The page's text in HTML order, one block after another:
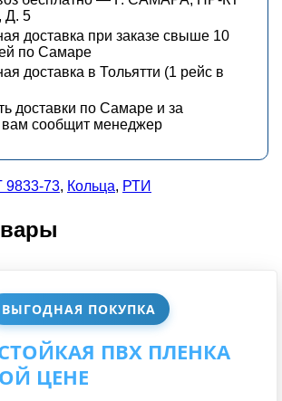
ВЫГОДНАЯ ПОКУПКА
ПВХ ПЛЕНКА
ЦЕНЕ
Д. 5
доставка при заказе свыше 10
по Самаре
доставка в Тольятти (1 рейс в
доставки по Самаре и за
сообщит менеджер
9833-73, Кольца, РТИ